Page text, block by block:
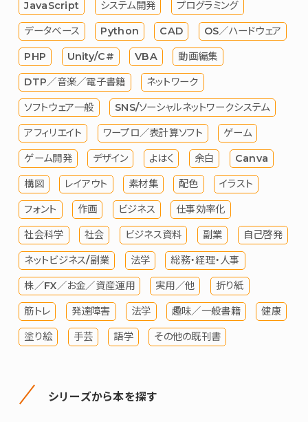
JavaScript システム開発 プログラミング
データベース Python CAD OS／ハードウェア
PHP Unity/C# VBA 動画編集
DTP／音楽／電子書籍 ネットワーク
ソフトウェア一般 SNS/ソーシャルネットワークシステム
アフィリエイト ワープロ／表計算ソフト ゲーム
ゲーム開発 デザイン よはく 余白 Canva
構図 レイアウト 素材集 配色 イラスト
フォント 作画 ビジネス 仕事効率化
社会科学 社会 ビジネス資料 副業 自己啓発
ネットビジネス/副業 法学 総務・経理・人事
株／FX／お金／資産運用 実用／他 折り紙
筋トレ 発達障害 法学 趣味／一般書籍 健康
塗り絵 手芸 語学 その他の既刊書
シリーズから本を探す